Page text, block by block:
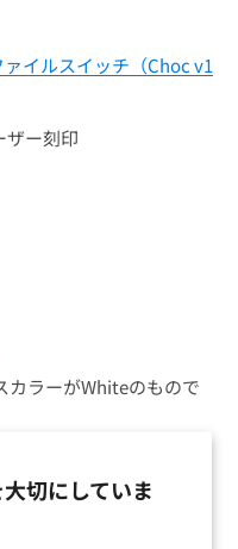
切にしていま
イルスイッチ（Choc v1
ザー刻印
カラーがWhiteのもので
ラーがBlackのもので